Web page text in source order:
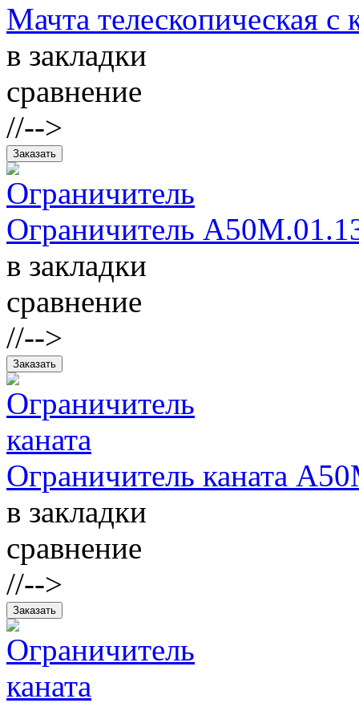
Мачта телескопическая
в закладки
сравнение
//-->
Ограничитель
в закладки
сравнение
//-->
Ограничитель каната
в закладки
сравнение
//-->